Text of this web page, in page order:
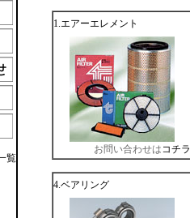
覧
1.エアーエレメント
お問い合わせはコチラ
4.ベアリング